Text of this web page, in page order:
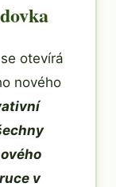
otevírá
nového
v